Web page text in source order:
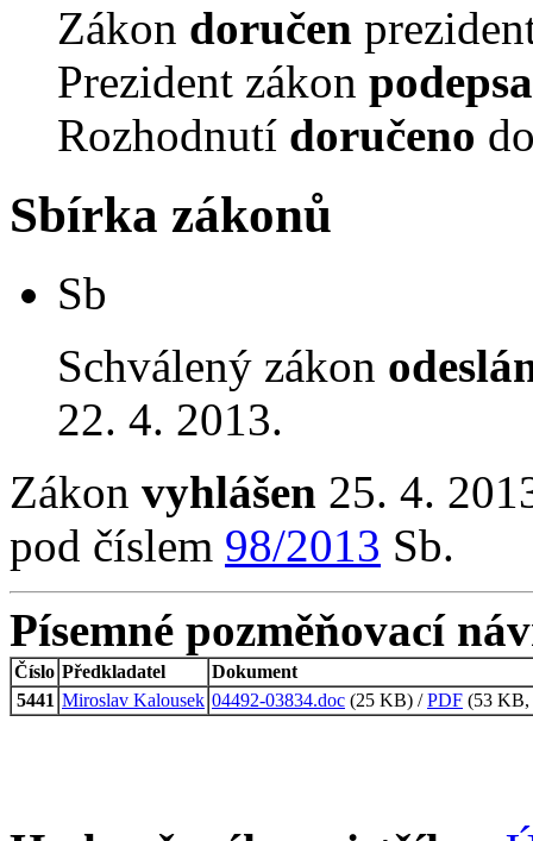
Zákon doručen
Prezident zákon
Rozhodnutí doručeno
Sbírka zákonů
Sb
Schválený zákon
22. 4. 2013.
Zákon vyhlášen 25. 4.
pod číslem 98/2013 Sb.
Písemné pozměňovací
Číslo Předkladatel
Dokument
5441 Miroslav Kalousek 04492-03834.doc (25 KB) /PDF (53 KB,